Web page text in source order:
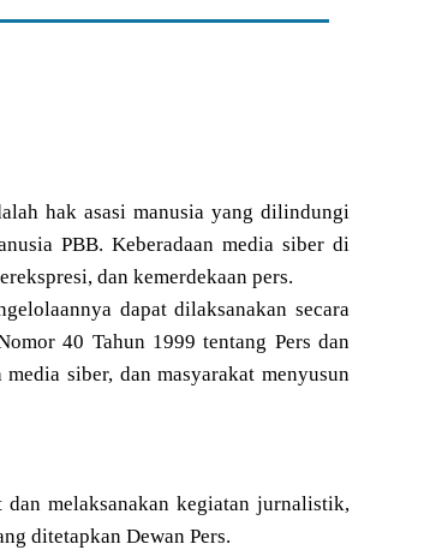
hak asasi manusia yang dilindungi
PBB. Keberadaan media siber di
dan kemerdekaan pers.
dapat dilaksanakan secara
40 Tahun 1999 tentang Pers dan
siber, dan masyarakat menyusun
melaksanakan kegiatan jurnalistik,
ditetapkan Dewan Pers.